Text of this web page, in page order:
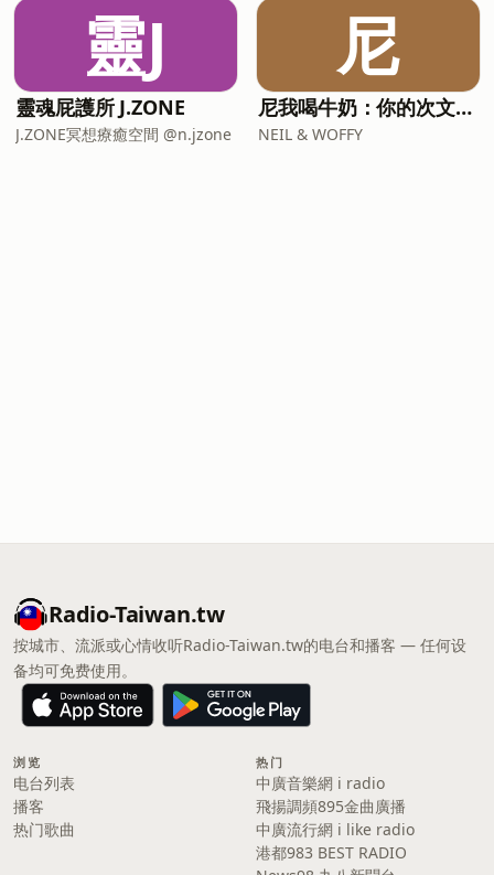
靈J
靈魂屁護所 J.ZONE
J.ZONE冥想療癒空間 @n.jzone
尼
尼我喝牛奶：你的次文化指南
NEIL & WOFFY
Radio-Taiwan.tw
按城市、流派或心情收听Radio-Taiwan.tw的电台和播客 — 任何设
备均可免费使用。
浏览
电台列表
播客
热门歌曲
热门
中廣音樂網 i radio
飛揚調頻895金曲廣播
中廣流行網 i like radio
港都983 BEST RADIO